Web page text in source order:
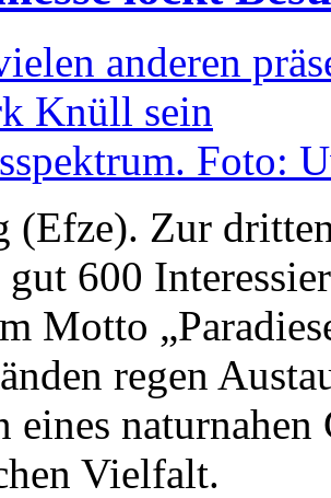
(Efze). Zur
gut 600
Motto
regen
eines
Vielfalt.